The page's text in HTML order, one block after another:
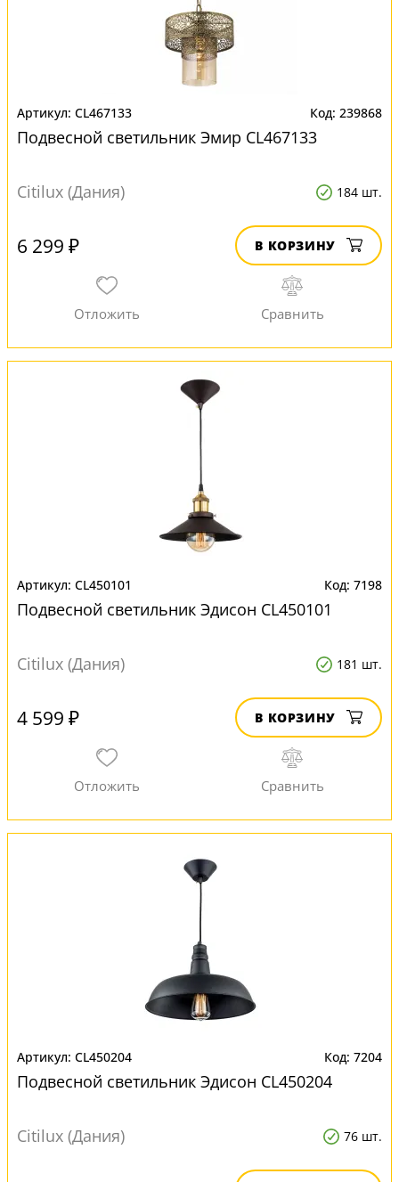
CL467133 239868
Подвесной светильник Эмир CL467133
Citilux (Дания) 184 шт.
6 299 ₽ В КОРЗИНУ
CL450101 7198
Подвесной светильник Эдисон CL450101
Citilux (Дания) 181 шт.
4 599 ₽ В КОРЗИНУ
CL450204 7204
Подвесной светильник Эдисон CL450204
Citilux (Дания) 76 шт.